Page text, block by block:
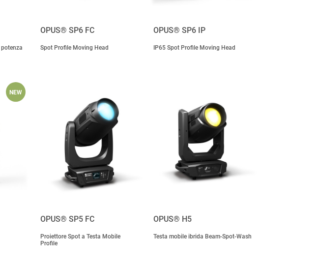
OPUS® SP6 FC
Spot Profile Moving Head
OPUS® SP6 IP
IP65 Spot Profile Moving Head
NEW
OPUS® SP5 FC
Proiettore Spot a Testa Mobile
Profile
OPUS® H5
Testa mobile ibrida Beam-Spot-Wash